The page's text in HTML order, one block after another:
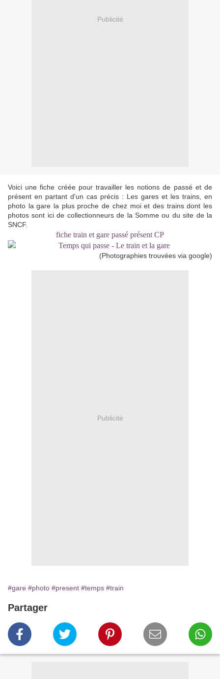
Publicité
Voici une fiche créée pour travailler les notions de passé et de
présent en partant d'un cas précis : Les gares et les trains, en
photo la gare la plus proche de chez moi et des trains dont les
photos sont ici de collectionneurs de la Somme ou du site de la
SNCF.
fiche train et gare passé présent CP
(Photographies trouvées via google)
Publicité
#gare #photo #present #temps #train
Partager